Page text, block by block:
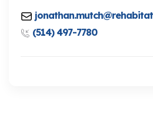
(514) 497-7780